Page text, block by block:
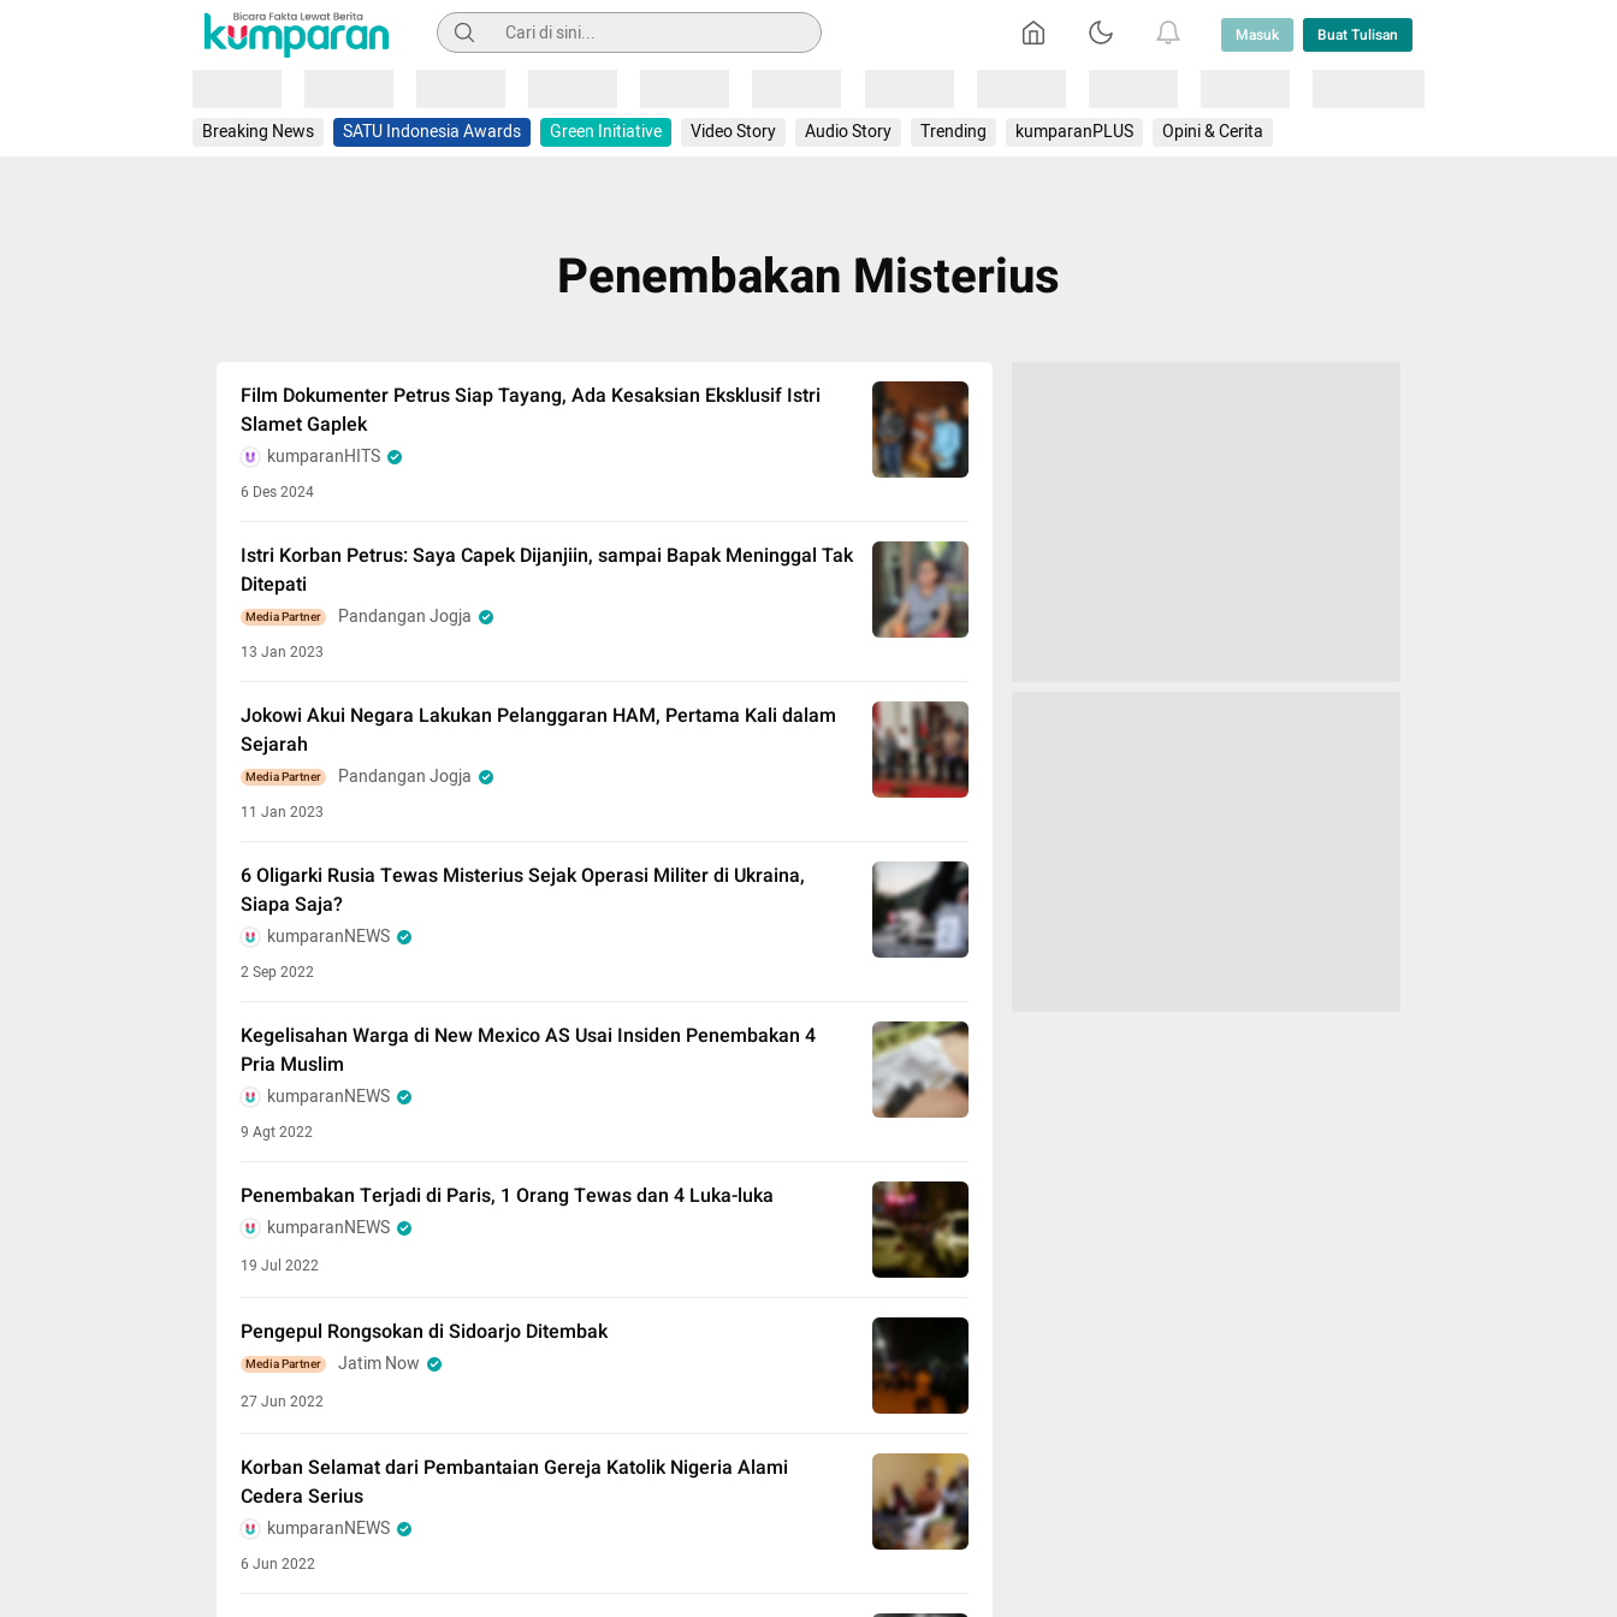
Pencarian Masuk Buat Tulisan
Breaking News SATU Indonesia Awards Green Initiative Video Story Audio Story Trending kumparanPLUS Opini & Cerita
Penembakan Misterius
Film Dokumenter Petrus Siap Tayang, Ada Kesaksian Eksklusif Istri
Slamet Gaplek
kumparanHITS
6 Des 2024
Istri Korban Petrus: Saya Capek Dijanjiin, sampai Bapak Meninggal Tak
Ditepati
Media Partner Pandangan Jogja
13 Jan 2023
Jokowi Akui Negara Lakukan Pelanggaran HAM, Pertama Kali dalam
Sejarah
Media Partner Pandangan Jogja
11 Jan 2023
6 Oligarki Rusia Tewas Misterius Sejak Operasi Militer di Ukraina,
Siapa Saja?
kumparanNEWS
2 Sep 2022
Kegelisahan Warga di New Mexico AS Usai Insiden Penembakan 4
Pria Muslim
kumparanNEWS
9 Agt 2022
Penembakan Terjadi di Paris, 1 Orang Tewas dan 4 Luka-luka
kumparanNEWS
19 Jul 2022
Pengepul Rongsokan di Sidoarjo Ditembak
Media Partner Jatim Now
27 Jun 2022
Korban Selamat dari Pembantaian Gereja Katolik Nigeria Alami
Cedera Serius
kumparanNEWS
6 Jun 2022